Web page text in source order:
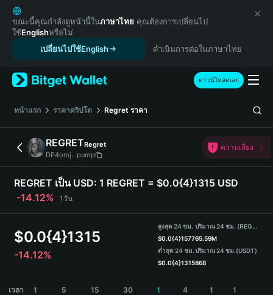
English
日本語
Tiếng Việt
Español (Latinoamérica)
Türkçe
Français
Deutsch
简体中文
繁體中文
Português (Portugal)
Bahasa Indonesia
ภาษาไทย
हिन्दी
Español
Português (Brasil)
ขณะนี้คุณกำลังดูหน้านี้ในภาษาไทย คุณต้องการเปลี่ยนไป
ใช้Englishหรือไม่
เปลี่ยนไปใช้English
ดำเนินการต่อในภาษาไทย
ดาวน์โหลดเลย
หน้าแรก ราคาคริปโต Regret ราคา
REGRETRegret
DP4omj...pump
ความเสี่ยง
REGRET เป็น USD: 1 REGRET = $0.0{4}1315 USD
-14.12%
1วัน
$0.0{4}1315
-14.12%
สูงสุด 24 ชม.
$0.0{4}1577
ต่ำสุด 24 ชม.
$0.0{4}1315
ปริมาณ 24 ชม. (REGRET)
65.59M
ปริมาณ 24 ชม.(USDT)
868
เวลา
1
5
15
30
1
4
1
1